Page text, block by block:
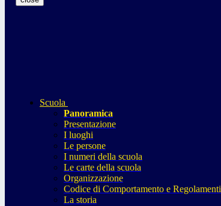
Scuola
Panoramica
Presentazione
I luoghi
Le persone
I numeri della scuola
Le carte della scuola
Organizzazione
Codice di Comportamento e Regolamenti
La storia